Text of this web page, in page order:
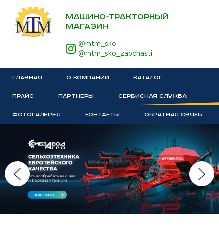
МАШИНО-ТРАКТОРНЫЙ
МАГАЗИН
@mtm_sko
@mtm_sko_zapchasti
ГЛАВНАЯ О КОМПАНИИ КАТАЛОГ
ПРАЙС ПАРТНЕРЫ СЕРВИСНАЯ СЛУЖБА
ФОТОГАЛЕРЕЯ КОНТАКТЫ ОБРАТНАЯ СВЯЗЬ